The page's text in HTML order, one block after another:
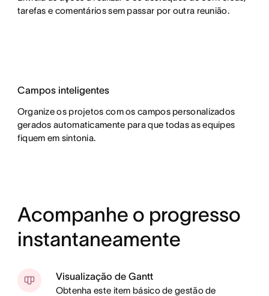
tarefas e comentários sem passar por outra reunião.
Campos inteligentes
Organize os projetos com os campos personalizados
gerados automaticamente para que todas as equipes
fiquem em sintonia.
Acompanhe o progresso
instantaneamente
Visualização de Gantt
Obtenha este item básico de gestão de